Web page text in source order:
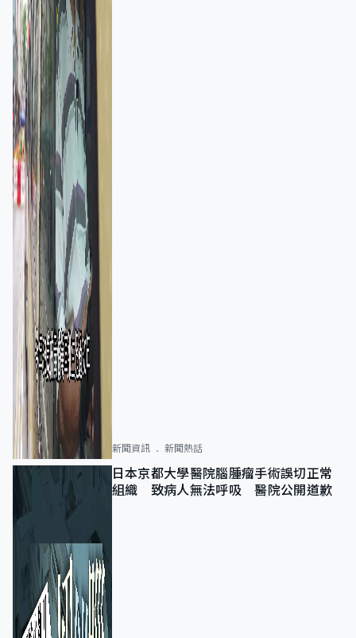
新聞資訊 新聞熱話
日本京都大學醫院腦腫瘤手術誤切正常
組織 致病人無法呼吸 醫院公開道歉